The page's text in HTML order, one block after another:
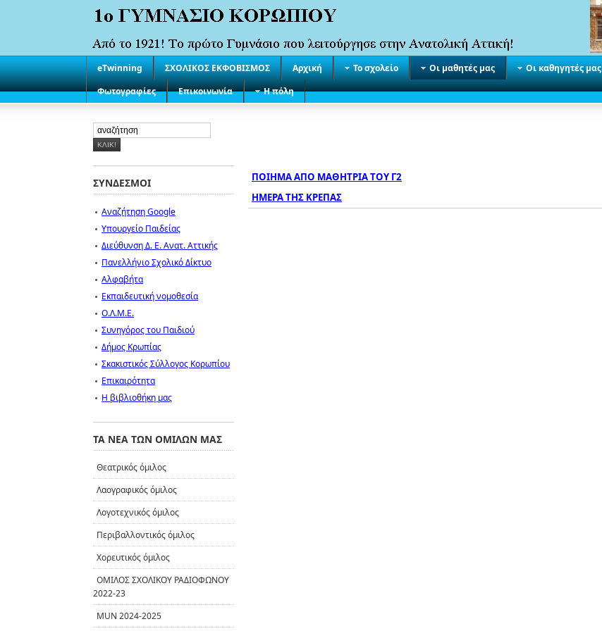
eTwinning ΣΧΟΛΙΚΟΣ ΕΚΦΟΒΙΣΜΟΣ Αρχική Το σχολείο Οι μαθητές μας Οι καθηγητές μας
Φωτογραφίες
Επικοινωνία Η πόλη
ΠΟΙΗΜΑ ΑΠΟ ΜΑΘΗΤΡΙΑ ΤΟΥ Γ2
ΗΜΕΡΑ ΤΗΣ ΚΡΕΠΑΣ
ΣΥΝΔΕΣΜΟΙ
Αναζήτηση Google
Υπουργείο Παιδείας
Διεύθυνση Δ. Ε. Ανατ. Αττικής
Πανελλήνιο Σχολικό Δίκτυο
Αλφαβήτα
Εκπαιδευτική νομοθεσία
Ο.Λ.Μ.Ε.
Συνηγόρος του Παιδιού
Δήμος Κρωπίας
Σκακιστικός Σύλλογος Κορωπίου
Επικαιρότητα
Η βιβλιοθήκη μας
ΤΑ ΝΕΑ ΤΩΝ ΟΜΙΛΩΝ ΜΑΣ
Θεατρικός όμιλος
Λαογραφικός όμιλος
Λογοτεχνικός όμιλος
Περιβαλλοντικός όμιλος
Χορευτικός όμιλος
ΟΜΙΛΟΣ ΣΧΟΛΙΚΟΥ ΡΑΔΙΟΦΩΝΟΥ
2022-23
MUN 2024-2025